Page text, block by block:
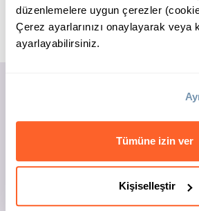
düzenlemelere uygun çerezler
Çerez ayarlarınızı onaylayarak veya
ayarlayabilirsiniz.
Tümüne izin ver
Kişiselleştir
Kurumsal